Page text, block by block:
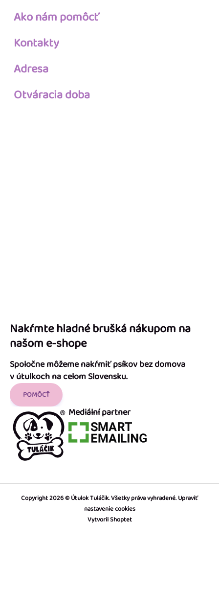
Ako nám pomôcť
Kontakty
Adresa
Otváracia doba
Nakŕmte hladné brušká nákupom na
našom e-shope
Spoločne môžeme nakŕmiť psíkov bez domova
v útulkoch na celom Slovensku.
POMÔCŤ
Mediální partner
Vytvoril Shoptet
Copyright 2026 Útulok Tuláčik. Všetky práva vyhradené.Upraviť
nastavenie cookies